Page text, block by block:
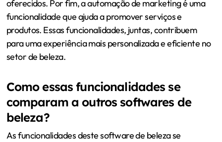
oferecidos. Por fim, a automação de marketing é uma
funcionalidade que ajuda a promover serviços e
produtos. Essas funcionalidades, juntas, contribuem
para uma experiência mais personalizada e eficiente no
setor de beleza.
Como essas funcionalidades se
comparam a outros softwares de
beleza?
As funcionalidades deste software de beleza se